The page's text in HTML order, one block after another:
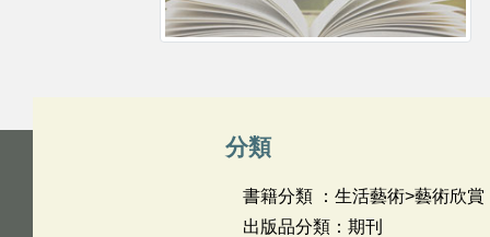
分類
書籍分類 ：生活藝術>藝術欣
出版品分類：期刊